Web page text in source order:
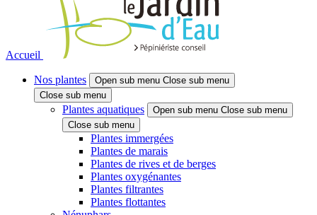
Accueil
Nos plantes Open sub menu Close sub menu
Close sub menu
Plantes aquatiques Open sub menu Close sub menu
Close sub menu
Plantes immergées
Plantes de marais
Plantes de rives et de berges
Plantes oxygénantes
Plantes filtrantes
Plantes flottantes